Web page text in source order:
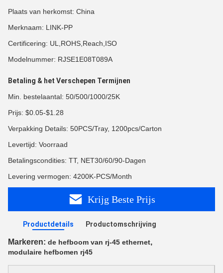
Plaats van herkomst: China
Merknaam: LINK-PP
Certificering: UL,ROHS,Reach,ISO
Modelnummer: RJSE1E08T089A
Betaling & het Verschepen Termijnen
Min. bestelaantal: 50/500/1000/25K
Prijs: $0.05-$1.28
Verpakking Details: 50PCS/Tray, 1200pcs/Carton
Levertijd: Voorraad
Betalingscondities: TT, NET30/60/90-Dagen
Levering vermogen: 4200K-PCS/Month
Krijg Beste Prijs
Productdetails Productomschrijving
Markeren: de hefboom van rj-45 ethernet,
modulaire hefbomen rj45